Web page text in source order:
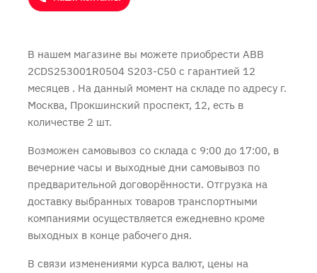
В нашем магазине вы можете приобрести ABB
2CDS253001R0504 S203-C50 с гарантией 12
месяцев . На данный момент на складе по адресу г.
Москва, Прокшинский проспект, 12, есть в
количестве 2 шт.
Возможен самовывоз со склада с 9:00 до 17:00, в
вечерние часы и выходные дни самовывоз по
предварительной договорённости. Отгрузка на
доставку выбранных товаров транспортными
компаниями осуществляется ежедневно кроме
выходных в конце рабочего дня.
В связи изменениями курса валют, цены на